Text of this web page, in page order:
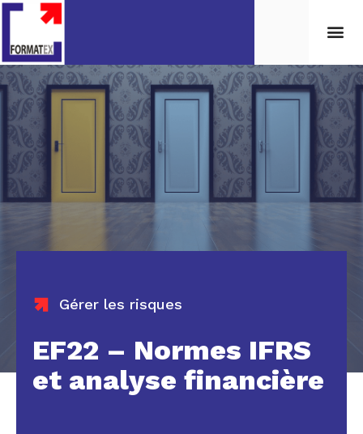
Gérer les risques
EF22 – Normes IFRS
et analyse financière